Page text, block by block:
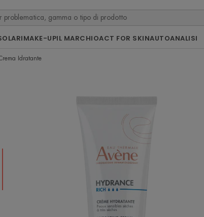
MAKE-UPIL MARCHIOACT FOR SKINAUTOANALISI
Idratante